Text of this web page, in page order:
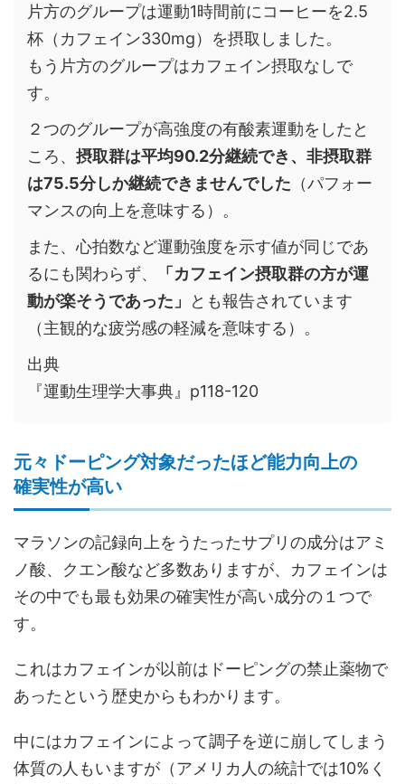
片方のグループは運動1時間前にコーヒーを2.5
杯（カフェイン330mg）を摂取しました。
もう片方のグループはカフェイン摂取なしで
す。
２つのグループが高強度の有酸素運動をしたと
ころ、 摂取群は平均90.2分継続でき、非摂取群
は75.5分しか継続できませんでした （パフォー
マンスの向上を意味する）。
また、心拍数など運動強度を示す値が同じであ
るにも関わらず、
「カフェイン摂取群の方が運
動が楽そうであった」
とも報告されています
（主観的な疲労感の軽減を意味する）。
出典
『運動生理学大事典』p118-120
元々ドーピング対象だったほど能力向上の
確実性が高い
マラソンの記録向上をうたったサプリの成分はアミ
ノ酸、クエン酸など多数ありますが、カフェインは
その中でも最も効果の確実性が高い成分の１つで
す。
これはカフェインが以前はドーピングの禁止薬物で
あったという歴史からもわかります。
中にはカフェインによって調子を逆に崩してしまう
体質の人もいますが（アメリカ人の統計では10%く